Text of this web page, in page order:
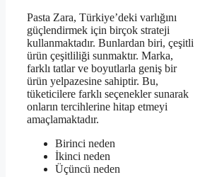
Pasta Zara, Türkiye’deki varlığını
güçlendirmek için birçok strateji
kullanmaktadır. Bunlardan biri, çeşitli
ürün çeşitliliği sunmaktır. Marka,
farklı tatlar ve boyutlarla geniş bir
ürün yelpazesine sahiptir. Bu,
tüketicilere farklı seçenekler sunarak
onların tercihlerine hitap etmeyi
amaçlamaktadır.
Birinci neden
İkinci neden
Üçüncü neden